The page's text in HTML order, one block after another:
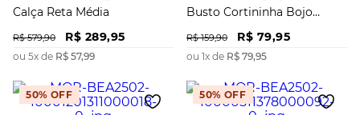
Calça Reta Média
R$ 579,90 R$ 289,95
ou 5x de R$ 57,99
Busto Cortininha Bojo
R$ 159,90 R$ 79,95
ou 1x de R$ 79,95
50% OFF 50% OFF